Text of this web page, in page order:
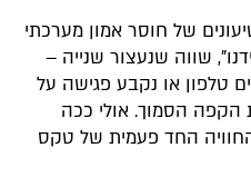
של חוסר אמון מערכתי
שווה שנעצור שנייה –
טלפון או נקבע פגישה על
הסמוך. אולי ככה
החוויה החד פעמית של טקס